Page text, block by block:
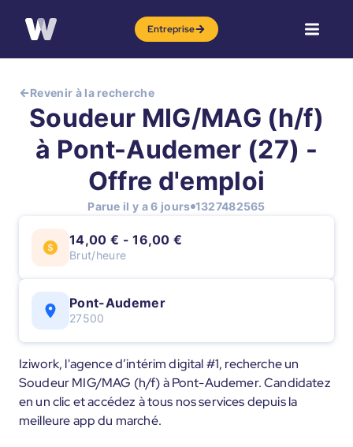
Entreprise
Revenir à la recherche
Soudeur MIG/MAG (h/f)
à Pont-Audemer (27) -
Offre d'emploi
Parue il y a 6 jours 1327482565
14,00 € - 16,00 €
Brut/heure
Pont-Audemer
27500
Iziwork, l'agence d’intérim digital #1, recherche un
Soudeur MIG/MAG (h/f) à Pont-Audemer. Candidatez
en un clic et accédez à tous nos services depuis la
meilleure app du marché.